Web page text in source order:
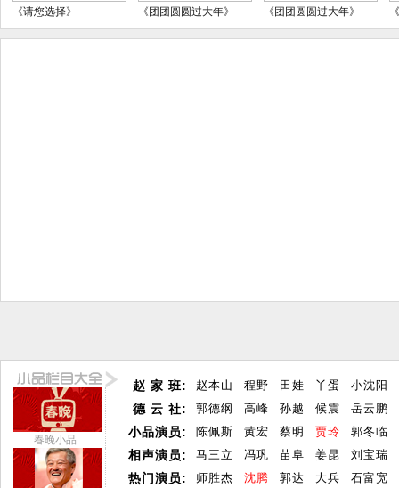
《请您选择》 《团团圆圆过大年》 《团团圆圆过大年》
春晚小品
赵 家 班:
德 云 社:
小品演员:
相声演员:
热门演员:
赵本山 程野 田娃 丫蛋
小沈阳
郭德纲
高峰 孙越 候震
岳云鹏
陈佩斯
黄宏 蔡明 贾玲
郭冬临
马三立
冯巩 苗阜 姜昆
刘宝瑞
师胜杰
沈腾 郭达 大兵 石富宽